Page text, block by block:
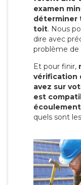
examen
déterminer
toit. Nous
dire avec
problème
Et pour finir,
vérification
avez sur
est
quels sont